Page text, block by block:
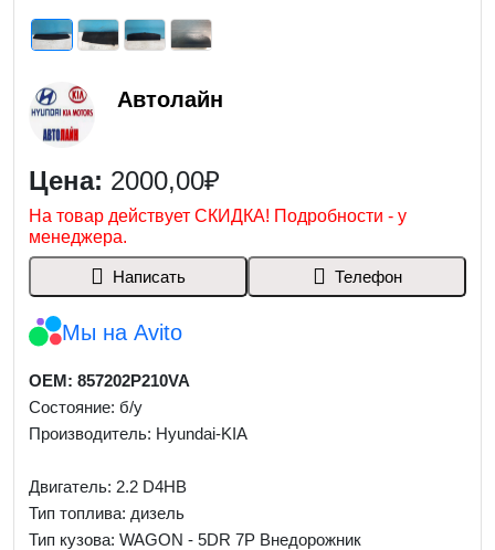
Автолайн
Цена: 2000,00₽
На товар действует СКИДКА! Подробности - у
менеджера.
Написать Телефон
Мы на Avito
OEM: 857202P210VA
Состояние: б/у
Производитель: Hyundai-KIA
Двигатель: 2.2 D4HB
Тип топлива: дизель
Тип кузова: WAGON - 5DR 7P Внедорожник